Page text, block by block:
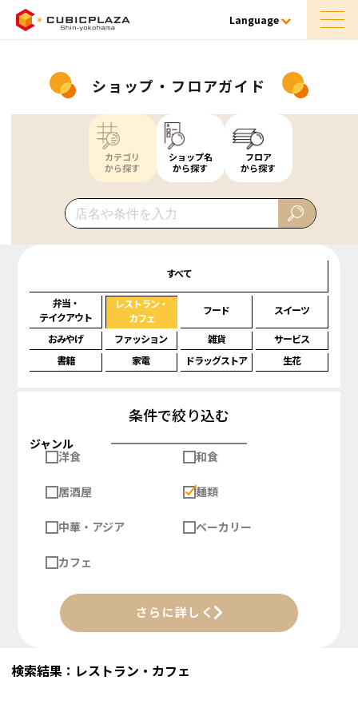
Language
ショップ・フロアガイド
カテゴリ
から探す
ショップ名
から探す
フロア
から探す
すべて
弁当・
テイクアウト
レストラン・
カフェ
フード スイーツ
おみやげ ファッション 雑貨
サービス
書籍
家電 ドラッグストア 生花
条件で絞り込む
ジャンル
洋食
和食
居酒屋 麺類
中華・アジア ベーカリー
カフェ
さらに詳しく
検索結果：レストラン・カフェ